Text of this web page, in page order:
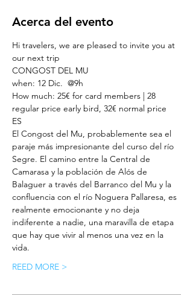
Acerca del evento
Hi travelers, we are pleased to invite you at
our next trip
CONGOST DEL MU
when: 12 Dic.  @9h
How much: 25€ for card members | 28
regular price early bird, 32€ normal price
ES
El Congost del Mu, probablemente sea el
paraje más impresionante del curso del río
Segre. El camino entre la Central de
Camarasa y la población de Alós de
Balaguer a través del Barranco del Mu y la
confluencia con el río Noguera Pallaresa, es
realmente emocionante y no deja
indiferente a nadie, una maravilla de etapa
que hay que vivir al menos una vez en la
vida.
REED MORE >